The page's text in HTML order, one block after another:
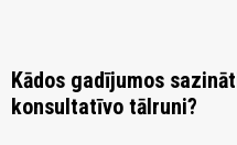
Kādos gadījumos
konsultatīvo tālruni?